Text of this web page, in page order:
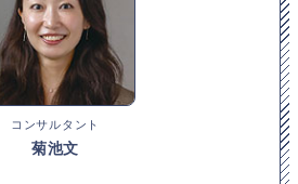
コンサルタント
菊池文